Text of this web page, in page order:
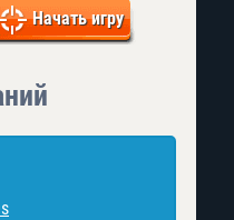
Начать игру